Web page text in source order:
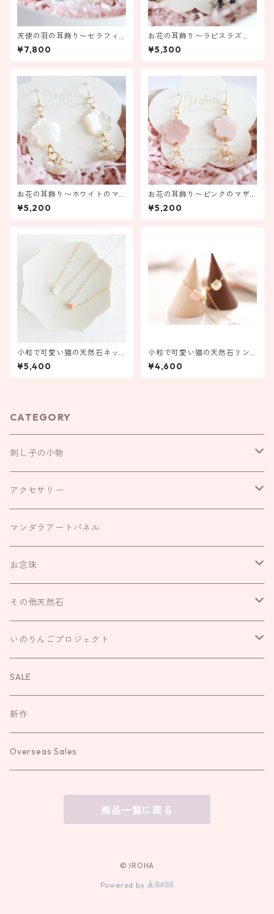
天使の羽の耳飾り〜セラフィ
ナイト〜【金具の変更ができ
ます！】
¥7,800
お花の耳飾り〜ラピスラズ
リ〜【金具の変更ができま
す】
¥5,300
お花の耳飾り〜ホワイトのマ
ザーオブパール〜【金具の変
更ができます】
¥5,200
お花の耳飾り〜ピンクのマザ
ーオブパール〜【お花の変更
ができます】
¥5,200
小粒で可愛い猫の天然石ネッ
クレス
¥5,400
小粒で可愛い猫の天然石リン
グ
¥4,600
CATEGORY
刺し子の小物
お守り袋
お財布袋
がま口
巾着
キーリング
袱紗
アクセサリー
耳飾り
ネックレス
リング
ブレスレット
マンダラアートパネル
お念珠
IROHAのお念珠
いのりんごプロジェクト
お直し
その他天然石
さざれ
お守り
いのりんごプロジェクト
お念珠
SALE
新作
Overseas Sales
商品一覧に戻る
© IROHA
Powered by